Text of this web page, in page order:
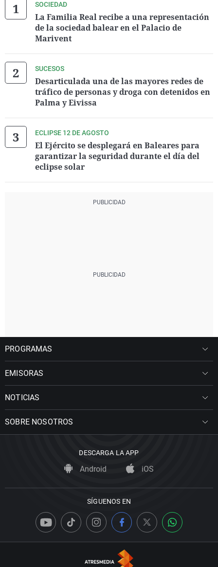
SOCIEDAD
La Familia Real recibe a una representación
de la sociedad balear en el Palacio de
Marivent
SUCESOS
Desarticulada una de las mayores redes de
tráfico de personas y droga con detenidos en
Palma y Eivissa
ECLIPSE 12 DE AGOSTO
El Ejército se desplegará en Baleares para
garantizar la seguridad durante el día del
eclipse solar
PROGRAMAS
EMISORAS
NOTICIAS
SOBRE NOSOTROS
DESCARGA LA APP
Android iOS
SÍGUENOS EN